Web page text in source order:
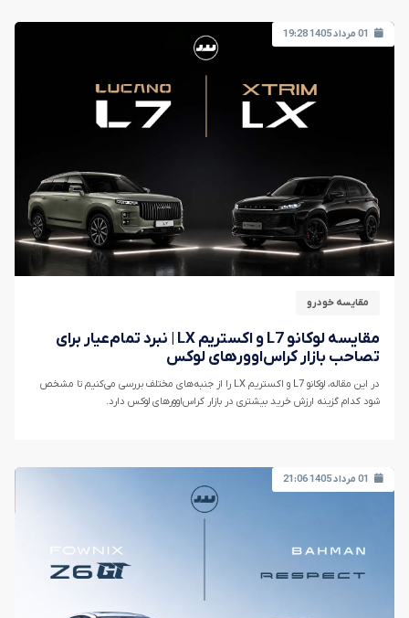
مقایسه خودرو
مقایسه لوکانو L7 و اکستریم LX | نبرد تمام‌عیار برای
تصاحب بازار کراس‌اوورهای لوکس
در این مقاله، لوکانو L7 و اکستریم LX را از جنبه‌های مختلف بررسی می‌کنیم تا مشخص
شود کدام گزینه ارزش خرید بیشتری در بازار کراس‌اوورهای لوکس دارد.